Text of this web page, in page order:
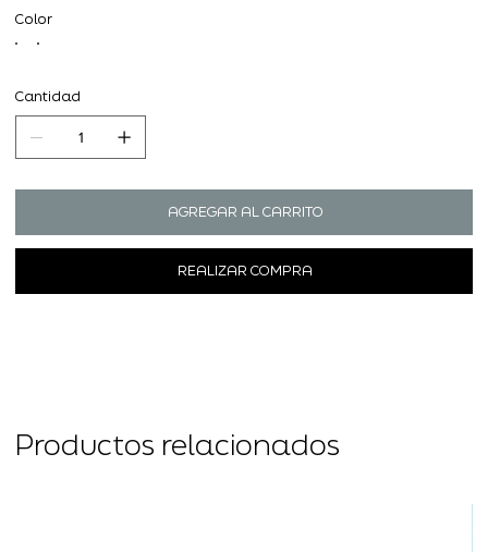
Color
Cantidad
AGREGAR AL CARRITO
REALIZAR COMPRA
Productos relacionados